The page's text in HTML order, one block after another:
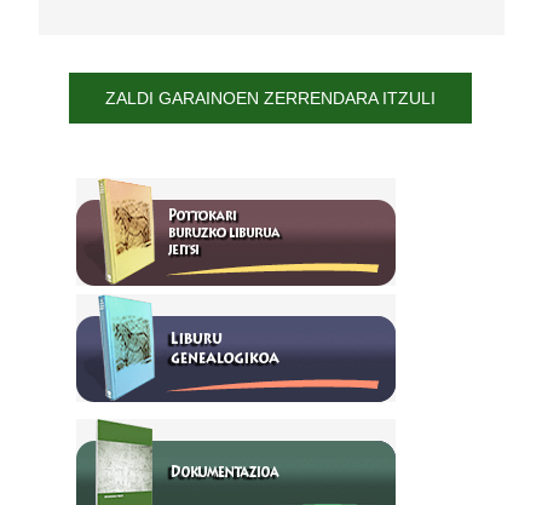
ZALDI GARAINOEN ZERRENDARA ITZULI